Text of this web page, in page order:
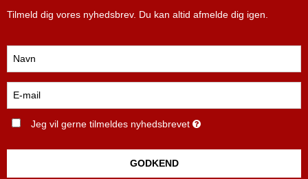
Tilmeld dig vores nyhedsbrev. Du kan altid afmelde dig igen.
Jeg vil gerne tilmeldes nyhedsbrevet
GODKEND